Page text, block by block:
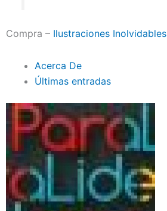
Compra – Ilustraciones Inolvidables
Acerca De
Últimas entradas